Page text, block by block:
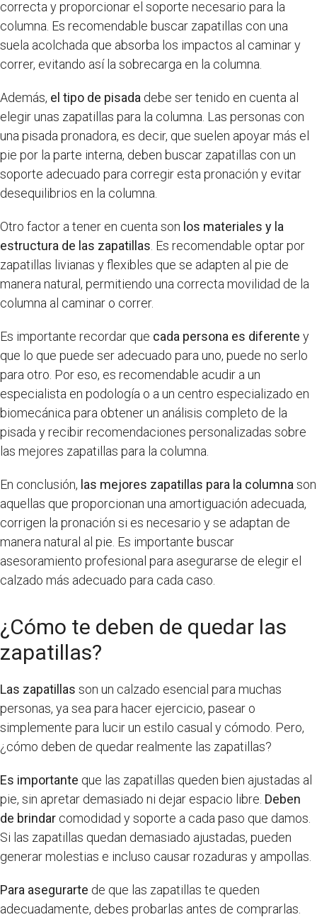
correcta y proporcionar el soporte necesario para la
columna. Es recomendable buscar zapatillas con una
suela acolchada que absorba los impactos al caminar y
correr, evitando así la sobrecarga en la columna.
Además, el tipo de pisada debe ser tenido en cuenta al
elegir unas zapatillas para la columna. Las personas con
una pisada pronadora, es decir, que suelen apoyar más el
pie por la parte interna, deben buscar zapatillas con un
soporte adecuado para corregir esta pronación y evitar
desequilibrios en la columna.
Otro factor a tener en cuenta son los materiales y la
estructura de las zapatillas . Es recomendable optar por
zapatillas livianas y flexibles que se adapten al pie de
manera natural, permitiendo una correcta movilidad de la
columna al caminar o correr.
Es importante recordar que cada persona es diferente y
que lo que puede ser adecuado para uno, puede no serlo
para otro. Por eso, es recomendable acudir a un
especialista en podología o a un centro especializado en
biomecánica para obtener un análisis completo de la
pisada y recibir recomendaciones personalizadas sobre
las mejores zapatillas para la columna.
En conclusión, las mejores zapatillas para la columna son
aquellas que proporcionan una amortiguación adecuada,
corrigen la pronación si es necesario y se adaptan de
manera natural al pie. Es importante buscar
asesoramiento profesional para asegurarse de elegir el
calzado más adecuado para cada caso.
¿Cómo te deben de quedar las
zapatillas?
Las zapatillas son un calzado esencial para muchas
personas, ya sea para hacer ejercicio, pasear o
simplemente para lucir un estilo casual y cómodo. Pero,
¿cómo deben de quedar realmente las zapatillas?
Es importante que las zapatillas queden bien ajustadas al
pie, sin apretar demasiado ni dejar espacio libre. Deben
de brindar comodidad y soporte a cada paso que damos.
Si las zapatillas quedan demasiado ajustadas, pueden
generar molestias e incluso causar rozaduras y ampollas.
Para asegurarte de que las zapatillas te queden
adecuadamente, debes probarlas antes de comprarlas.